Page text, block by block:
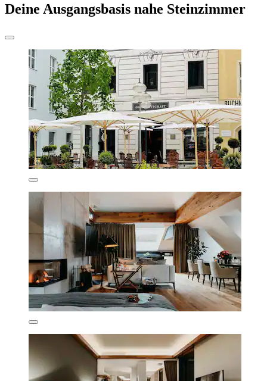
Deine Ausgangsbasis nahe Steinzimmer